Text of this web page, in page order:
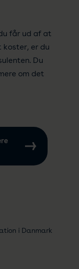
får ud af at
er du
Du
om det
i Danmark